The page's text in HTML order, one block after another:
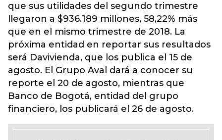
que sus utilidades del segundo trimestre
llegaron a $936.189 millones, 58,22% más
que en el mismo trimestre de 2018. La
próxima entidad en reportar sus resultados
será Davivienda, que los publica el 15 de
agosto. El Grupo Aval dará a conocer su
reporte el 20 de agosto, mientras que
Banco de Bogotá, entidad del grupo
financiero, los publicará el 26 de agosto.